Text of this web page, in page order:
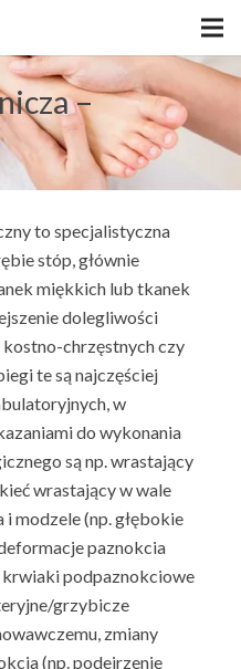
–
to specjalistyczna
stóp, głównie
miękkich lub tkanek
dolegliwości
chrzęstnych czy
te są najczęściej
w
do wykonania
są np. wrastający
wrastający w wale
modzele (np. głębokie
paznokcia
krwiaki podpaznokciowe
grzybicze
zmiany
(np. podejrzenie